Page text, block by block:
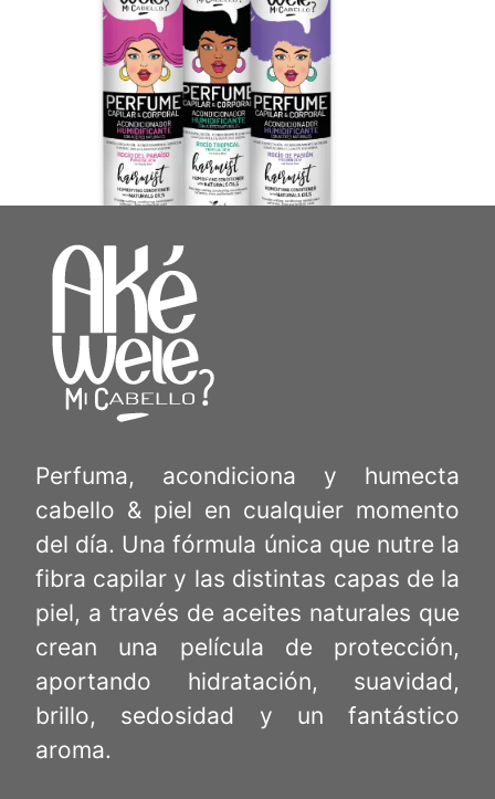
Perfuma, acondiciona y humecta
cabello & piel en cualquier momento
del día. Una fórmula única que nutre la
fibra capilar y las distintas capas de la
piel, a través de aceites naturales que
crean una película de protección,
aportando hidratación, suavidad,
brillo, sedosidad y un fantástico
aroma.